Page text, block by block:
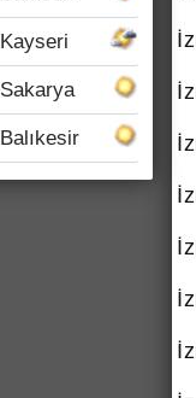
Kayseri
Sakarya
Balıkesir